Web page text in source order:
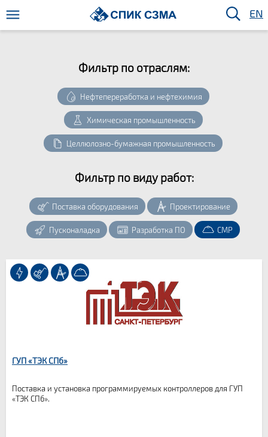
EN
Фильтр по отрaслям:
Нефтепереработка и нефтехимия
Химическая промышленность
Целлюлозно-бумажная промышленность
Фильтр по виду работ:
Поставка оборудования Проектирование
Пусконаладка Разработка ПО СМР
ГУП «ТЭК СПб»
Поставка и установка программируемых контроллеров для ГУП
«ТЭК СПб».